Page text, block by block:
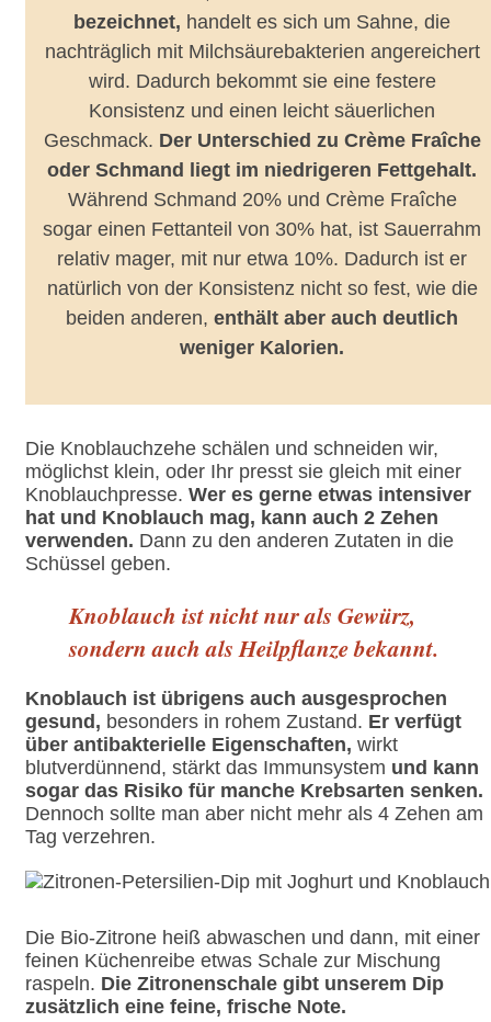
bezeichnet, handelt es sich um Sahne, die
nachträglich mit Milchsäurebakterien angereichert
wird. Dadurch bekommt sie eine festere
Konsistenz und einen leicht säuerlichen
Geschmack. Der Unterschied zu Crème Fraîche
oder Schmand liegt im niedrigeren Fettgehalt.
Während Schmand 20% und Crème Fraîche
sogar einen Fettanteil von 30% hat, ist Sauerrahm
relativ mager, mit nur etwa 10%. Dadurch ist er
natürlich von der Konsistenz nicht so fest, wie die
beiden anderen, enthält aber auch deutlich
weniger Kalorien.
Die Knoblauchzehe schälen und schneiden wir,
möglichst klein, oder Ihr presst sie gleich mit einer
Knoblauchpresse. Wer es gerne etwas intensiver
hat und Knoblauch mag, kann auch 2 Zehen
verwenden. Dann zu den anderen Zutaten in die
Schüssel geben.
Knoblauch ist nicht nur als Gewürz,
sondern auch als Heilpflanze bekannt.
Knoblauch ist übrigens auch ausgesprochen
gesund, besonders in rohem Zustand. Er verfügt
über antibakterielle Eigenschaften, wirkt
blutverdünnend, stärkt das Immunsystem und kann
sogar das Risiko für manche Krebsarten senken.
Dennoch sollte man aber nicht mehr als 4 Zehen am
Tag verzehren.
Die Bio-Zitrone heiß abwaschen und dann, mit einer
feinen Küchenreibe etwas Schale zur Mischung
raspeln. Die Zitronenschale gibt unserem Dip
zusätzlich eine feine, frische Note.